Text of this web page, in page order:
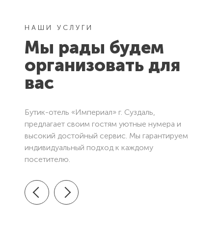
НАШИ УСЛУГИ
Мы рады будем
организовать для
вас
Бутик-отель «Империал» г. Суздаль,
предлагает своим гостям уютные нумера и
высокий достойный сервис. Мы гарантируем
индивидуальный подход к каждому
посетителю.